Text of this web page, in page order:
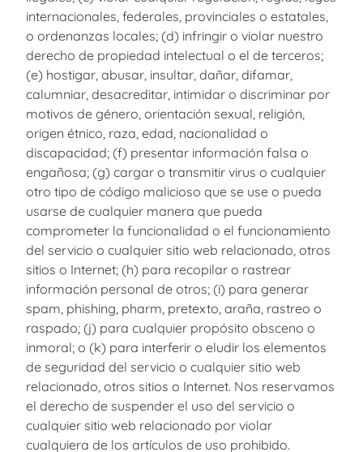
internacionales, federales, provinciales o estatales,
o ordenanzas locales; (d) infringir o violar nuestro
derecho de propiedad intelectual o el de terceros;
(e) hostigar, abusar, insultar, dañar, difamar,
calumniar, desacreditar, intimidar o discriminar por
motivos de género, orientación sexual, religión,
origen étnico, raza, edad, nacionalidad o
discapacidad; (f) presentar información falsa o
engañosa; (g) cargar o transmitir virus o cualquier
otro tipo de código malicioso que se use o pueda
usarse de cualquier manera que pueda
comprometer la funcionalidad o el funcionamiento
del servicio o cualquier sitio web relacionado, otros
sitios o Internet; (h) para recopilar o rastrear
información personal de otros; (i) para generar
spam, phishing, pharm, pretexto, araña, rastreo o
raspado; (j) para cualquier propósito obsceno o
inmoral; o (k) para interferir o eludir los elementos
de seguridad del servicio o cualquier sitio web
relacionado, otros sitios o Internet. Nos reservamos
el derecho de suspender el uso del servicio o
cualquier sitio web relacionado por violar
cualquiera de los artículos de uso prohibido.